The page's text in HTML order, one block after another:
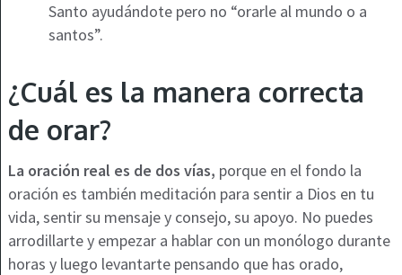
Santo ayudándote pero no “orarle al mundo o a
santos”.
¿Cuál es la manera correcta
de orar?
La oración real es de dos vías, porque en el fondo la
oración es también meditación para sentir a Dios en tu
vida, sentir su mensaje y consejo, su apoyo. No puedes
arrodillarte y empezar a hablar con un monólogo durante
horas y luego levantarte pensando que has orado,